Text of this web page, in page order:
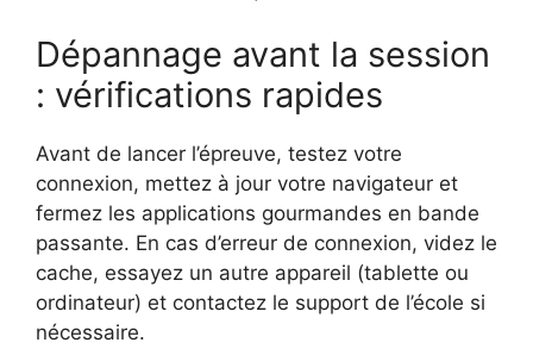
Dépannage avant la session
: vérifications rapides
Avant de lancer l’épreuve, testez votre
connexion, mettez à jour votre navigateur et
fermez les applications gourmandes en bande
passante. En cas d’erreur de connexion, videz le
cache, essayez un autre appareil (tablette ou
ordinateur) et contactez le support de l’école si
nécessaire.